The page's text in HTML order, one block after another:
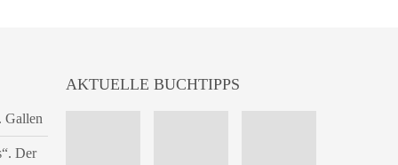
Gallen
Der
AKTUELLE BUCHTIPPS